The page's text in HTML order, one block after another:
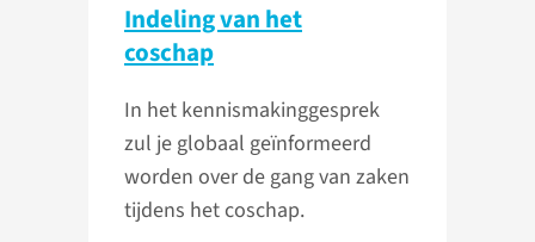
Indeling van het
coschap
In het kennismakinggesprek
zul je globaal geïnformeerd
worden over de gang van zaken
tijdens het coschap.